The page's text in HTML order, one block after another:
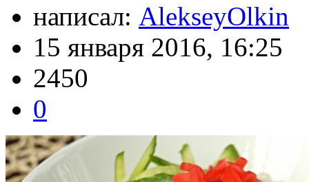
написал: AlekseyOlkin
15 января 2016, 16:25
2450
0